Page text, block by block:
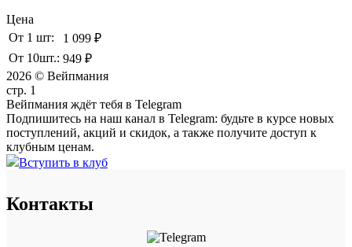
Цена
От 1 шт:
1 099 ₽
От 10шт.: 949 ₽
2026 © Вейпмания
стр. 1
Вейпмания ждёт тебя в Telegram
Подпишитесь на наш канал в Telegram: будьте в курсе новых
поступлений, акций и скидок, а также получите доступ к
клубным ценам.
Вступить в клуб
Контакты